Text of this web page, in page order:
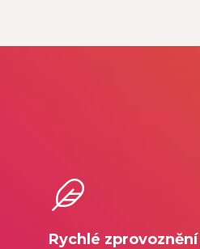
Rychlé zprovoznění